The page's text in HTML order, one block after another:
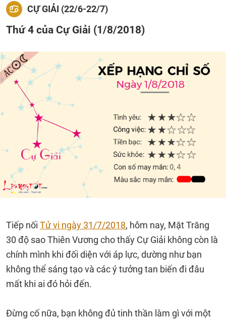
CỰ GIẢI (22/6-22/7)
Thứ 4 của Cự Giải (1/8/2018)
Tiếp nối Tử vi ngày 31/7/2018, hôm nay, Mặt Trăng
30 độ sao Thiên Vương cho thấy Cự Giải không còn là
chính mình khi đối diện với áp lực, dường như bạn
không thể sáng tạo và các ý tưởng tan biến đi đâu
mất khi ai đó hỏi đến.
Đừng cố nữa, bạn không đủ tinh thần làm gì với một